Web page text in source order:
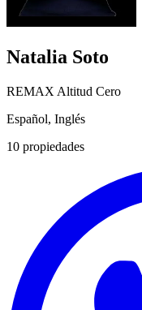
Natalia Soto
REMAX Altitud Cero
Español, Inglés
10 propiedades